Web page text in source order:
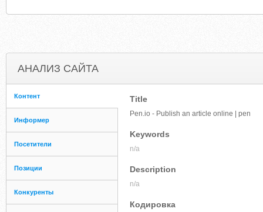
АНАЛИЗ САЙТА
Контент
Информер
Посетители
Позиции
Конкуренты
Title
Pen.io - Publish an article online | pen
Keywords
n/a
Description
n/a
Кодировка